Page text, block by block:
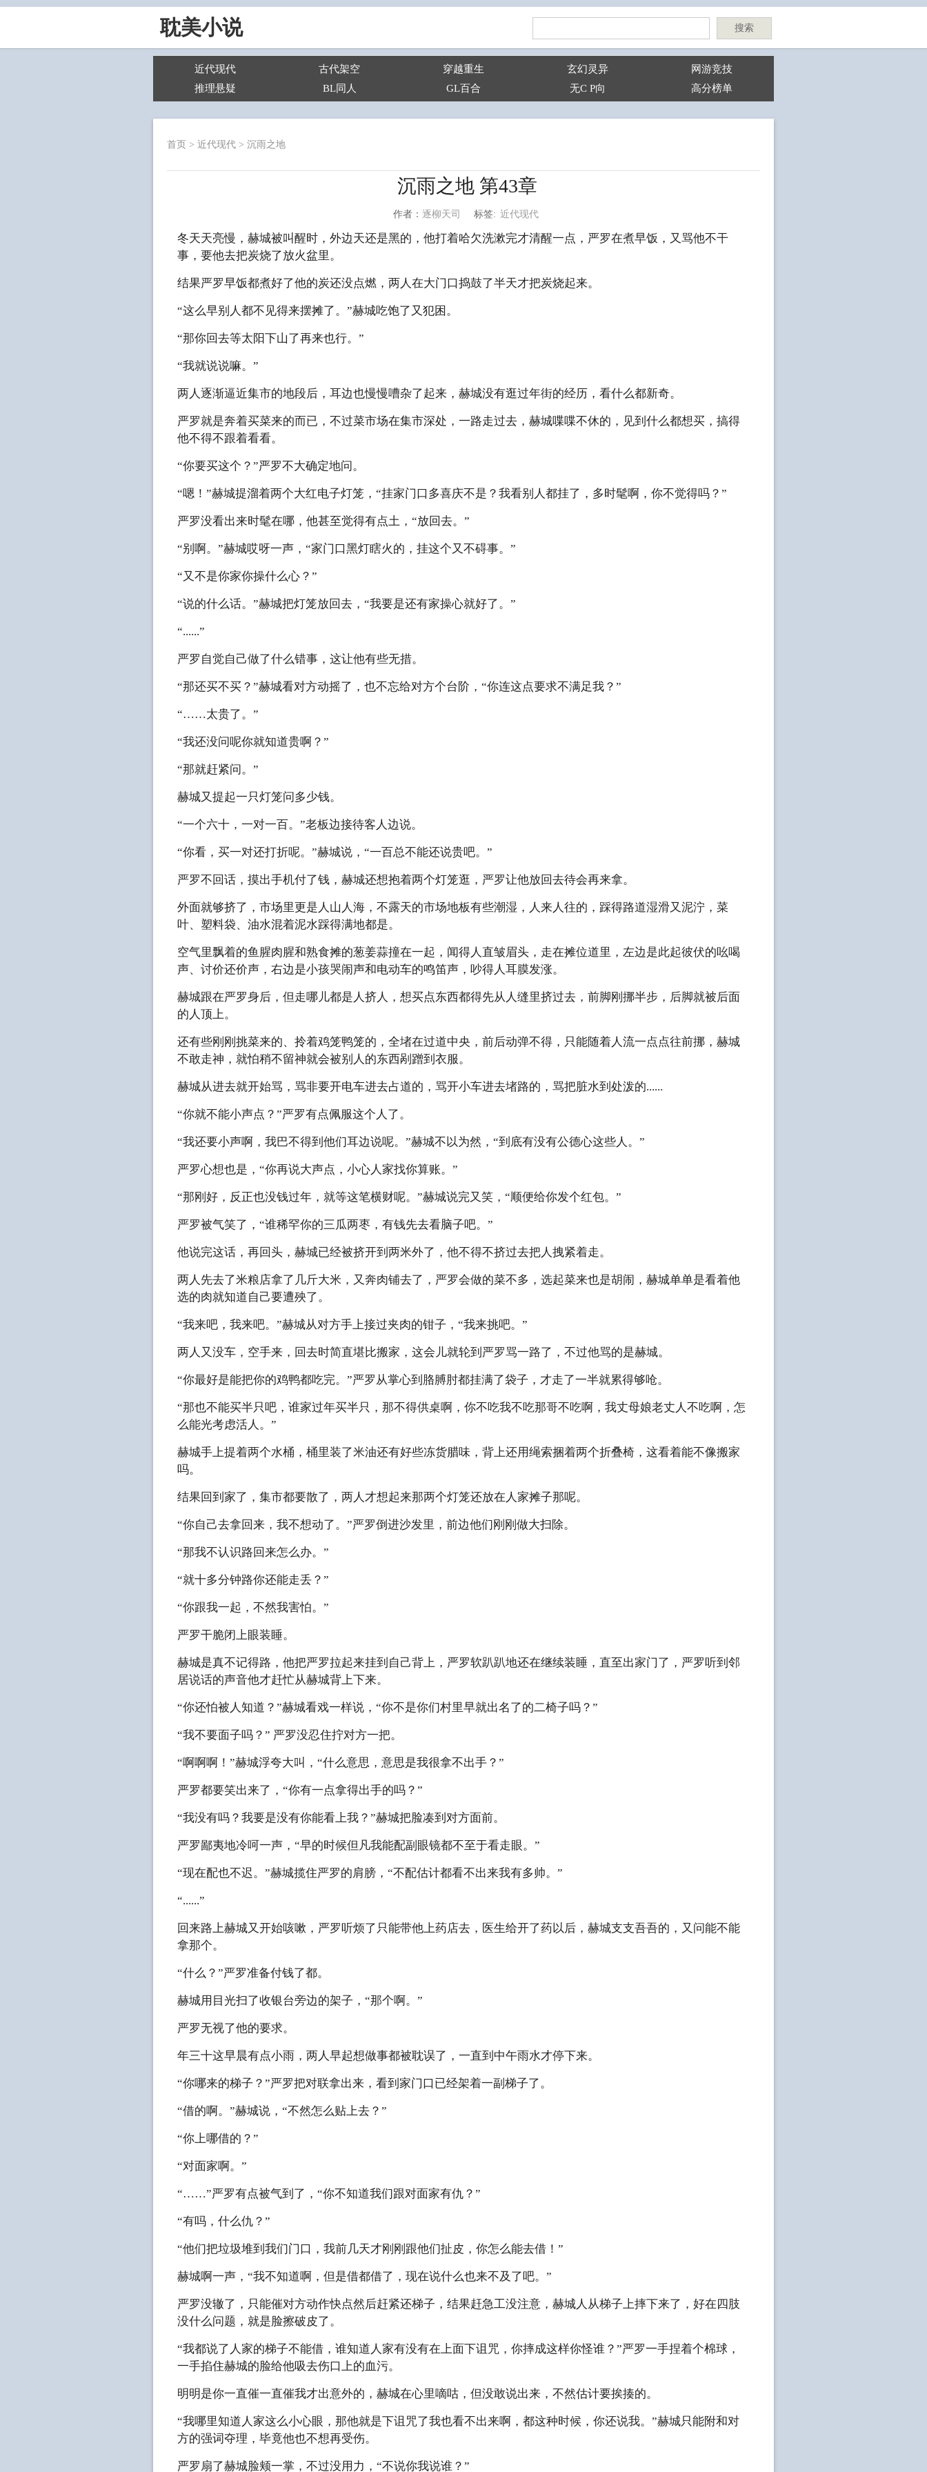
耽美小说 搜索
近代现代 古代架空 穿越重生 玄幻灵异
网游竞技
推理悬疑
BL同人 GL百合 无C P向 高分榜单
首页 > 近代现代 > 沉雨之地
沉雨之地 第43章
作者： 逐柳天司 标签: 近代现代
冬天天亮慢，赫城被叫醒时，外边天还是黑的，他打着哈欠洗漱完才清醒一点，严罗在煮早饭，又骂他不干
事，要他去把炭烧了放火盆里。
结果严罗早饭都煮好了他的炭还没点燃，两人在大门口捣鼓了半天才把炭烧起来。
“这么早别人都不见得来摆摊了。”赫城吃饱了又犯困。
“那你回去等太阳下山了再来也行。”
“我就说说嘛。”
两人逐渐逼近集市的地段后，耳边也慢慢嘈杂了起来，赫城没有逛过年街的经历，看什么都新奇。
严罗就是奔着买菜来的而已，不过菜市场在集市深处，一路走过去，赫城喋喋不休的，见到什么都想买，搞得
他不得不跟着看看。
“你要买这个？”严罗不大确定地问。
“嗯！”赫城提溜着两个大红电子灯笼，“挂家门口多喜庆不是？我看别人都挂了，多时髦啊，你不觉得吗？”
严罗没看出来时髦在哪，他甚至觉得有点土，“放回去。”
“别啊。”赫城哎呀一声，“家门口黑灯瞎火的，挂这个又不碍事。”
“又不是你家你操什么心？”
“说的什么话。”赫城把灯笼放回去，“我要是还有家操心就好了。”
“......”
严罗自觉自己做了什么错事，这让他有些无措。
“那还买不买？”赫城看对方动摇了，也不忘给对方个台阶，“你连这点要求不满足我？”
“……太贵了。”
“我还没问呢你就知道贵啊？”
“那就赶紧问。”
赫城又提起一只灯笼问多少钱。
“一个六十，一对一百。”老板边接待客人边说。
“你看，买一对还打折呢。”赫城说，“一百总不能还说贵吧。”
严罗不回话，摸出手机付了钱，赫城还想抱着两个灯笼逛，严罗让他放回去待会再来拿。
外面就够挤了，市场里更是人山人海，不露天的市场地板有些潮湿，人来人往的，踩得路道湿滑又泥泞，菜
叶、塑料袋、油水混着泥水踩得满地都是。
空气里飘着的鱼腥肉腥和熟食摊的葱姜蒜撞在一起，闻得人直皱眉头，走在摊位道里，左边是此起彼伏的吆喝
声、讨价还价声，右边是小孩哭闹声和电动车的鸣笛声，吵得人耳膜发涨。
赫城跟在严罗身后，但走哪儿都是人挤人，想买点东西都得先从人缝里挤过去，前脚刚挪半步，后脚就被后面
的人顶上。
还有些刚刚挑菜来的、拎着鸡笼鸭笼的，全堵在过道中央，前后动弹不得，只能随着人流一点点往前挪，赫城
不敢走神，就怕稍不留神就会被别人的东西剐蹭到衣服。
赫城从进去就开始骂，骂非要开电车进去占道的，骂开小车进去堵路的，骂把脏水到处泼的......
“你就不能小声点？”严罗有点佩服这个人了。
“我还要小声啊，我巴不得到他们耳边说呢。”赫城不以为然，“到底有没有公德心这些人。”
严罗心想也是，“你再说大声点，小心人家找你算账。”
“那刚好，反正也没钱过年，就等这笔横财呢。”赫城说完又笑，“顺便给你发个红包。”
严罗被气笑了，“谁稀罕你的三瓜两枣，有钱先去看脑子吧。”
他说完这话，再回头，赫城已经被挤开到两米外了，他不得不挤过去把人拽紧着走。
两人先去了米粮店拿了几斤大米，又奔肉铺去了，严罗会做的菜不多，选起菜来也是胡闹，赫城单单是看着他
选的肉就知道自己要遭殃了。
“我来吧，我来吧。”赫城从对方手上接过夹肉的钳子，“我来挑吧。”
两人又没车，空手来，回去时简直堪比搬家，这会儿就轮到严罗骂一路了，不过他骂的是赫城。
“你最好是能把你的鸡鸭都吃完。”严罗从掌心到胳膊肘都挂满了袋子，才走了一半就累得够呛。
“那也不能买半只吧，谁家过年买半只，那不得供桌啊，你不吃我不吃那哥不吃啊，我丈母娘老丈人不吃啊，怎
么能光考虑活人。”
赫城手上提着两个水桶，桶里装了米油还有好些冻货腊味，背上还用绳索捆着两个折叠椅，这看着能不像搬家
吗。
结果回到家了，集市都要散了，两人才想起来那两个灯笼还放在人家摊子那呢。
“你自己去拿回来，我不想动了。”严罗倒进沙发里，前边他们刚刚做大扫除。
“那我不认识路回来怎么办。”
“就十多分钟路你还能走丢？”
“你跟我一起，不然我害怕。”
严罗干脆闭上眼装睡。
赫城是真不记得路，他把严罗拉起来挂到自己背上，严罗软趴趴地还在继续装睡，直至出家门了，严罗听到邻
居说话的声音他才赶忙从赫城背上下来。
“你还怕被人知道？”赫城看戏一样说，“你不是你们村里早就出名了的二椅子吗？”
“我不要面子吗？” 严罗没忍住拧对方一把。
“啊啊啊！”赫城浮夸大叫，“什么意思，意思是我很拿不出手？”
严罗都要笑出来了，“你有一点拿得出手的吗？”
“我没有吗？我要是没有你能看上我？”赫城把脸凑到对方面前。
严罗鄙夷地冷呵一声，“早的时候但凡我能配副眼镜都不至于看走眼。”
“现在配也不迟。”赫城揽住严罗的肩膀，“不配估计都看不出来我有多帅。”
“......”
回来路上赫城又开始咳嗽，严罗听烦了只能带他上药店去，医生给开了药以后，赫城支支吾吾的，又问能不能
拿那个。
“什么？”严罗准备付钱了都。
赫城用目光扫了收银台旁边的架子，“那个啊。”
严罗无视了他的要求。
年三十这早晨有点小雨，两人早起想做事都被耽误了，一直到中午雨水才停下来。
“你哪来的梯子？”严罗把对联拿出来，看到家门口已经架着一副梯子了。
“借的啊。”赫城说，“不然怎么贴上去？”
“你上哪借的？”
“对面家啊。”
“……”严罗有点被气到了，“你不知道我们跟对面家有仇？”
“有吗，什么仇？”
“他们把垃圾堆到我们门口，我前几天才刚刚跟他们扯皮，你怎么能去借！”
赫城啊一声，“我不知道啊，但是借都借了，现在说什么也来不及了吧。”
严罗没辙了，只能催对方动作快点然后赶紧还梯子，结果赶急工没注意，赫城人从梯子上摔下来了，好在四肢
没什么问题，就是脸擦破皮了。
“我都说了人家的梯子不能借，谁知道人家有没有在上面下诅咒，你摔成这样你怪谁？”严罗一手捏着个棉球，
一手掐住赫城的脸给他吸去伤口上的血污。
明明是你一直催一直催我才出意外的，赫城在心里嘀咕，但没敢说出来，不然估计要挨揍的。
“我哪里知道人家这么小心眼，那他就是下诅咒了我也看不出来啊，都这种时候，你还说我。”赫城只能附和对
方的强词夺理，毕竟他也不想再受伤。
严罗扇了赫城脸颊一掌，不过没用力，“不说你我说谁？”